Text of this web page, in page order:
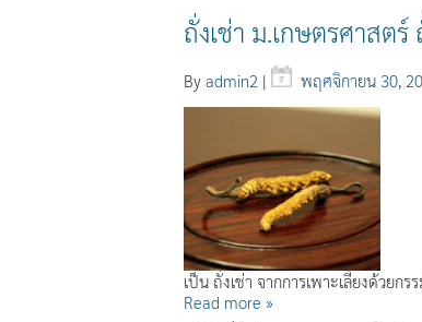
ถั่งเช่า ม.เกษตรศาสต
By admin2 | พฤศจิกายน 30,
เป็น ถั่งเช่า จากการเพาะเลี้ยงด้วยก
Read more »